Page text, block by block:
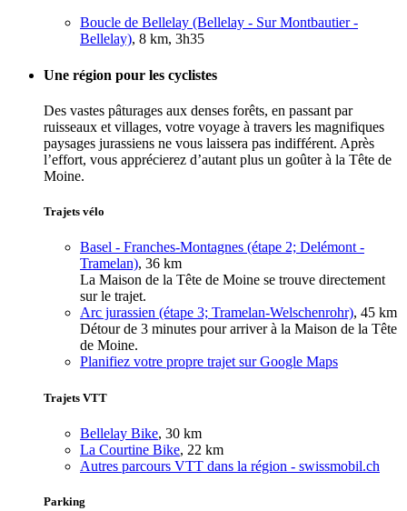
Boucle de Bellelay (Bellelay - Sur Montbautier -
Bellelay), 8 km, 3h35
Une région pour les cyclistes
Des vastes pâturages aux denses forêts, en passant par
ruisseaux et villages, votre voyage à travers les magnifiques
paysages jurassiens ne vous laissera pas indifférent. Après
l’effort, vous apprécierez d’autant plus un goûter à la Tête de
Moine.
Trajets vélo
Basel - Franches-Montagnes (étape 2; Delémont -
Tramelan), 36 km
La Maison de la Tête de Moine se trouve directement
sur le trajet.
Arc jurassien (étape 3; Tramelan-Welschenrohr), 45 km
Détour de 3 minutes pour arriver à la Maison de la Tête
de Moine.
Planifiez votre propre trajet sur Google Maps
Trajets VTT
Bellelay Bike, 30 km
La Courtine Bike, 22 km
Autres parcours VTT dans la région - swissmobil.ch
Parking